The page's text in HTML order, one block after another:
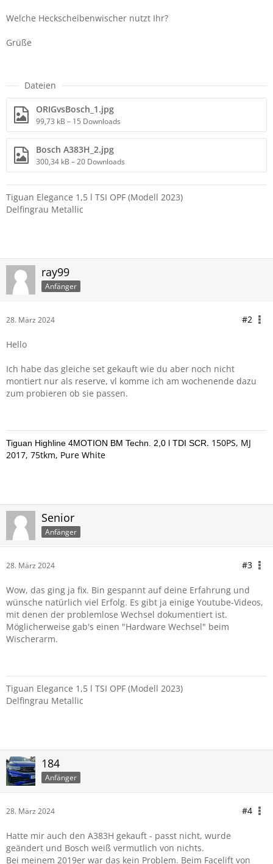
Welche Heckscheibenwischer nutzt Ihr?
Grüße
Dateien
ORIGvsBosch_1.jpg
99,73 kB – 15 Downloads
Bosch A383H_2.jpg
300,34 kB – 20 Downloads
Tiguan Elegance 1,5 l TSI OPF (Modell 2023)
Delfingrau Metallic
ray99
Anfänger
28. März 2024 #2
Hello
Ich habe das gleiche set gekauft wie du aber noch nicht
montiert nur als reserve, vl komme ich am wochenende dazu
zum probieren ob sie passen.
Tiguan Highline 4MOTION BM Techn. 2,0 l TDI SCR. 150PS, MJ
2017, 75tkm, Pure White
Senior
Anfänger
28. März 2024 #3
Wow, das ging ja fix. Bin gespannt auf deine Erfahrung und
wünsche natürlich viel Erfolg. Es gibt ja einige Youtube-Videos,
mit denen der problemlose Wechsel dokumentiert ist.
Möglicherweise gab's einen "Hardware Wechsel" beim
Wischerarm.
Tiguan Elegance 1,5 l TSI OPF (Modell 2023)
Delfingrau Metallic
184
Anfänger
28. März 2024 #4
Hatte mir auch den A383H gekauft - passt nicht, wurde
geändert und Bosch weiß vermutlich von nichts.
Bei meinem 2019er war das kein Problem. Beim Facelift von